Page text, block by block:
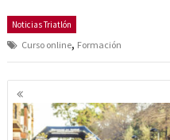
Noticias Triatlón
Curso online, Formación
Navegación
de
entradas